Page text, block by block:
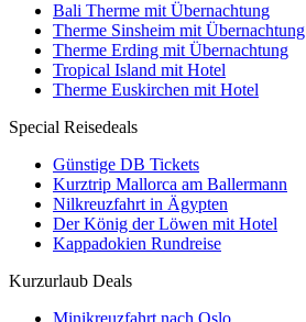
Bali Therme mit Übernachtung
Therme Sinsheim mit Übernachtung
Therme Erding mit Übernachtung
Tropical Island mit Hotel
Therme Euskirchen mit Hotel
Special Reisedeals
Günstige DB Tickets
Kurztrip Mallorca am Ballermann
Nilkreuzfahrt in Ägypten
Der König der Löwen mit Hotel
Kappadokien Rundreise
Kurzurlaub Deals